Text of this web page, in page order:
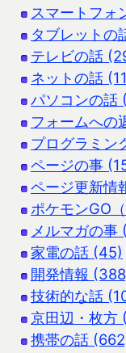
スマートフォ
タブレットの
テレビの話
ネットの話
パソコンの話
フォームへの
プログラミン
ページの事
ページ更新情
ポケモンGO
メルマガの事
家電の話 (45)
開発情報
技術的な話
京田辺・枚方
携帯の話